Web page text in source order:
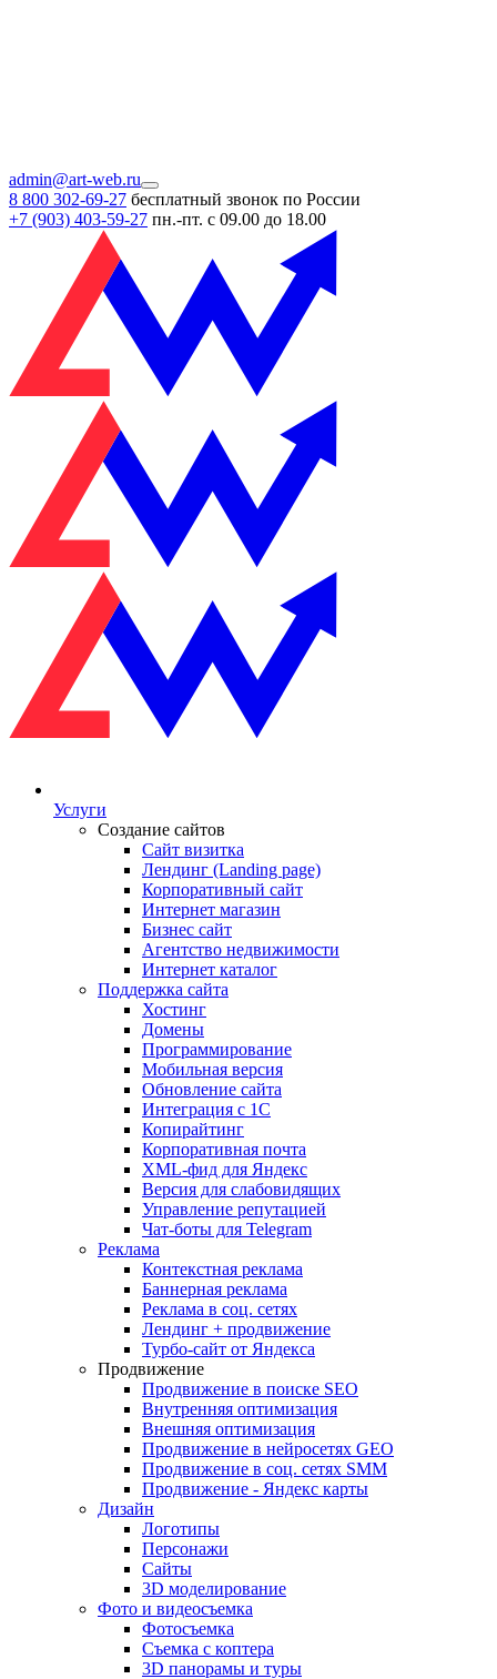
admin@art-web.ru
8 800 302-69-27 бесплатный звонок по России
+7 (903) 403-59-27 пн.-пт. с 09.00 до 18.00
Услуги
Создание сайтов
Сайт визитка
Лендинг (Landing page)
Корпоративный сайт
Интернет магазин
Бизнес сайт
Агентство недвижимости
Интернет каталог
Поддержка сайта
Хостинг
Домены
Программирование
Мобильная версия
Обновление сайта
Интеграция с 1С
Копирайтинг
Корпоративная почта
XML-фид для Яндекс
Версия для слабовидящих
Управление репутацией
Чат-боты для Telegram
Реклама
Контекстная реклама
Баннерная реклама
Реклама в соц. сетях
Лендинг + продвижение
Турбо-сайт от Яндекса
Продвижение
Продвижение в поиске SEO
Внутренняя оптимизация
Внешняя оптимизация
Продвижение в нейросетях GEO
Продвижение в соц. сетях SMM
Продвижение - Яндекс карты
Дизайн
Логотипы
Персонажи
Сайты
3D моделирование
Фото и видеосъемка
Фотосъемка
Съемка с коптера
3D панорамы и туры